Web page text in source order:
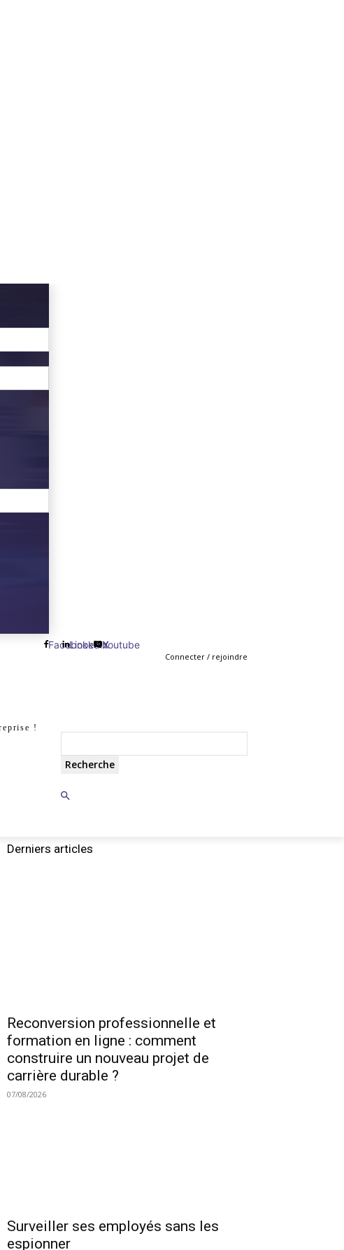
Facebook
Linkedin
X
Youtube
Connecter / rejoindre
!
Recherche
Derniers articles
Reconversion professionnelle et
formation en ligne : comment
construire un nouveau projet de
carrière durable ?
07/08/2026
Surveiller ses employés sans les
espionner